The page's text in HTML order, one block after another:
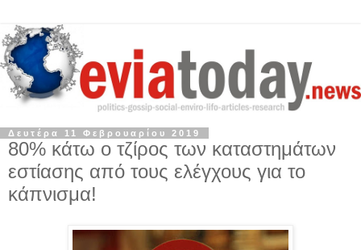
Δευτέρα 11 Φεβρουαρίου 2019
80% κάτω ο τζίρος των καταστημάτων
εστίασης από τους ελέγχους για το
κάπνισμα!